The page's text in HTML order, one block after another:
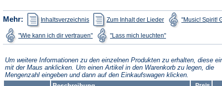
Mehr: Inhaltsverzeichnis
(Öffnet
in
einem
neuen
Tab)
Zum Inhalt der Lieder
(Öffnet
in
einem
neuen
Tab)
"Music! Spirit!
"Wie kann ich dir vertrauen"
(Öffnet
in
einem
Tab)
"Lass mich leuchten"in
einem
Tab)
Um weitere Informationen zu den einzelnen Produkten zu erhalten, diese
mit der Maus anklicken. Um einen Artikel in den Warenkorb zu legen, die
Mengenzahl eingeben und dann auf den Einkaufswagen klicken.